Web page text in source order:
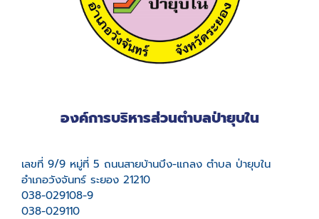
องค์การบริหารส่วนตำบลป่ายุบใน
เลขที่ 9/9 หมู่ที่ 5 ถนนสายบ้านบึง-แกลง ตำบล ป่ายุบใน
อำเภอวังจันทร์ ระยอง 21210
038-029108-9
038-029110